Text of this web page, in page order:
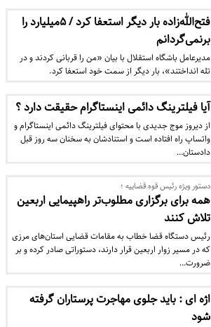
فتح‌الله‌زاده بار دیگر استعفا کرد / ۵میلیارد را
برنمی‌گردانم
مدیرعامل باشگاه استقلال با بیان «من را قربانی کردند و در
تله انداختند»، بار دیگر از سمت خود استعفا کرد.
آیا فیلترینگ دائمی اینستاگرام حقیقت دارد ؟
از دیروز موج جدیدی با محتوای فیلترینگ دائمی اینستاگرام و
واتساپ راه افتاده است و استنادشان به سخنان سه روز قبل
دادستان…
دستور ویژه رئیس قوه قضاییه ؛
همه برای برگزاری مطلوب‌تر راهپیمایی اربعین
تلاش کنند
رئیس دستگاه قضا خطاب به مقامات قضایی استان‌های مرزی
که در مسیر زوار اربعین قرار دارند، دستوراتی صادر کرده و بر
ضرورت…
اژه ای :‌ باید جلوی مهاجرت پرستاران گرفته
شود